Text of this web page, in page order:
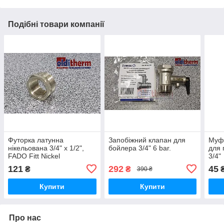
Подібні товари компанії
Футорка латунна
нікельована 3/4" х 1/2",
FADO Fitt Nickel
121 ₴
Купити
Запобіжний клапан для
бойлера 3/4" 6 bar.
292₴ 390 ₴
Купити
для
3/4"
45
Про нас